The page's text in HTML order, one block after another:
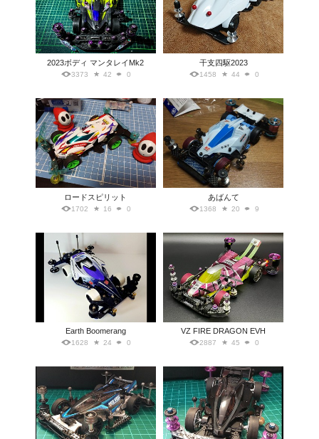
2023ボディ マンタレイMk2
3373 42 0
干支四駆2023
1458 44 0
ロードスピリット
1702 16 0
あばんて
1368 20 9
Earth Boomerang
1628 24 0
VZ FIRE DRAGON EVH
2887 45 0